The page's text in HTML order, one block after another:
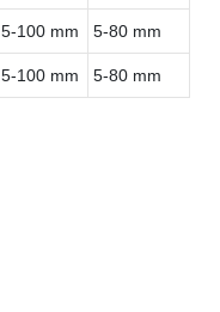
5-100 mm 5-80 mm
5-100 mm 5-80 mm